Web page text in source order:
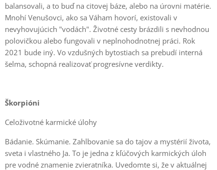
balansovali, a to buď na citovej báze, alebo na úrovni matérie.
Mnohí Venušovci, ako sa Váham hovorí, existovali v
nevyhovujúcich "vodách". Životné cesty brázdili s nevhodnou
polovičkou alebo fungovali v neplnohodnotnej práci. Rok
2021 bude iný. Vo vzdušných bytostiach sa prebudí interná
šelma, schopná realizovať progresívne verdikty.
Škorpióni
Celoživotné karmické úlohy
Bádanie. Skúmanie. Zahlbovanie sa do tajov a mystérií života,
sveta i vlastného Ja. To je jedna z kľúčových karmických úloh
pre vodné znamenie zvieratníka. Uvedomte si, že v aktuálnej